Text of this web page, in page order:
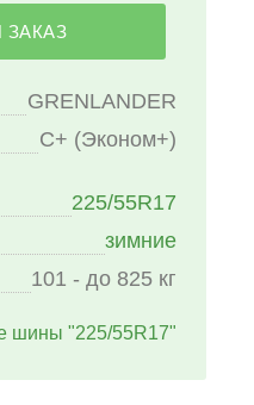
GRENLANDER
C+ (Эконом+)
225/55R17
зимние
101 - до 825 кг
шины "225/55R17"